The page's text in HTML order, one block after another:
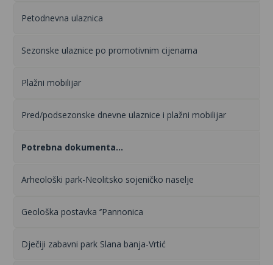
Petodnevna ulaznica
Sezonske ulaznice po promotivnim cijenama
Plažni mobilijar
Pred/podsezonske dnevne ulaznice i plažni mobilijar
Potrebna dokumenta...
Arheološki park-Neolitsko sojeničko naselje
Geološka postavka ‘’Pannonica
Dječiji zabavni park Slana banja-Vrtić